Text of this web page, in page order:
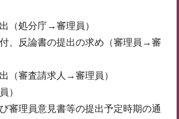
（処分庁→審理員）
、反論書の提出の求め（審理員→審
（審査請求人→審理員）
）
審理員意見書等の提出予定時期の通